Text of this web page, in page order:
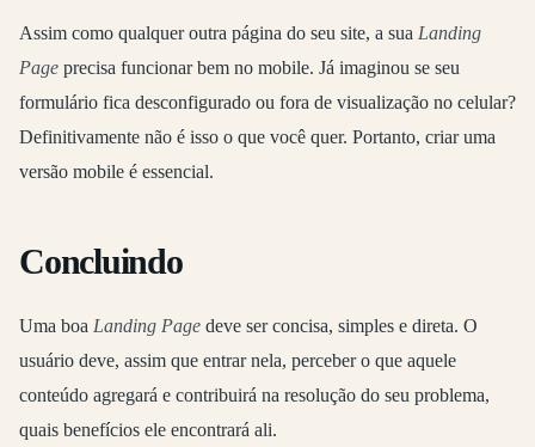
Assim como qualquer outra página do seu site, a sua Landing
Page precisa funcionar bem no mobile. Já imaginou se seu
formulário fica desconfigurado ou fora de visualização no celular?
Definitivamente não é isso o que você quer. Portanto, criar uma
versão mobile é essencial.
Concluindo
Uma boa Landing Page deve ser concisa, simples e direta. O
usuário deve, assim que entrar nela, perceber o que aquele
conteúdo agregará e contribuirá na resolução do seu problema,
quais benefícios ele encontrará ali.